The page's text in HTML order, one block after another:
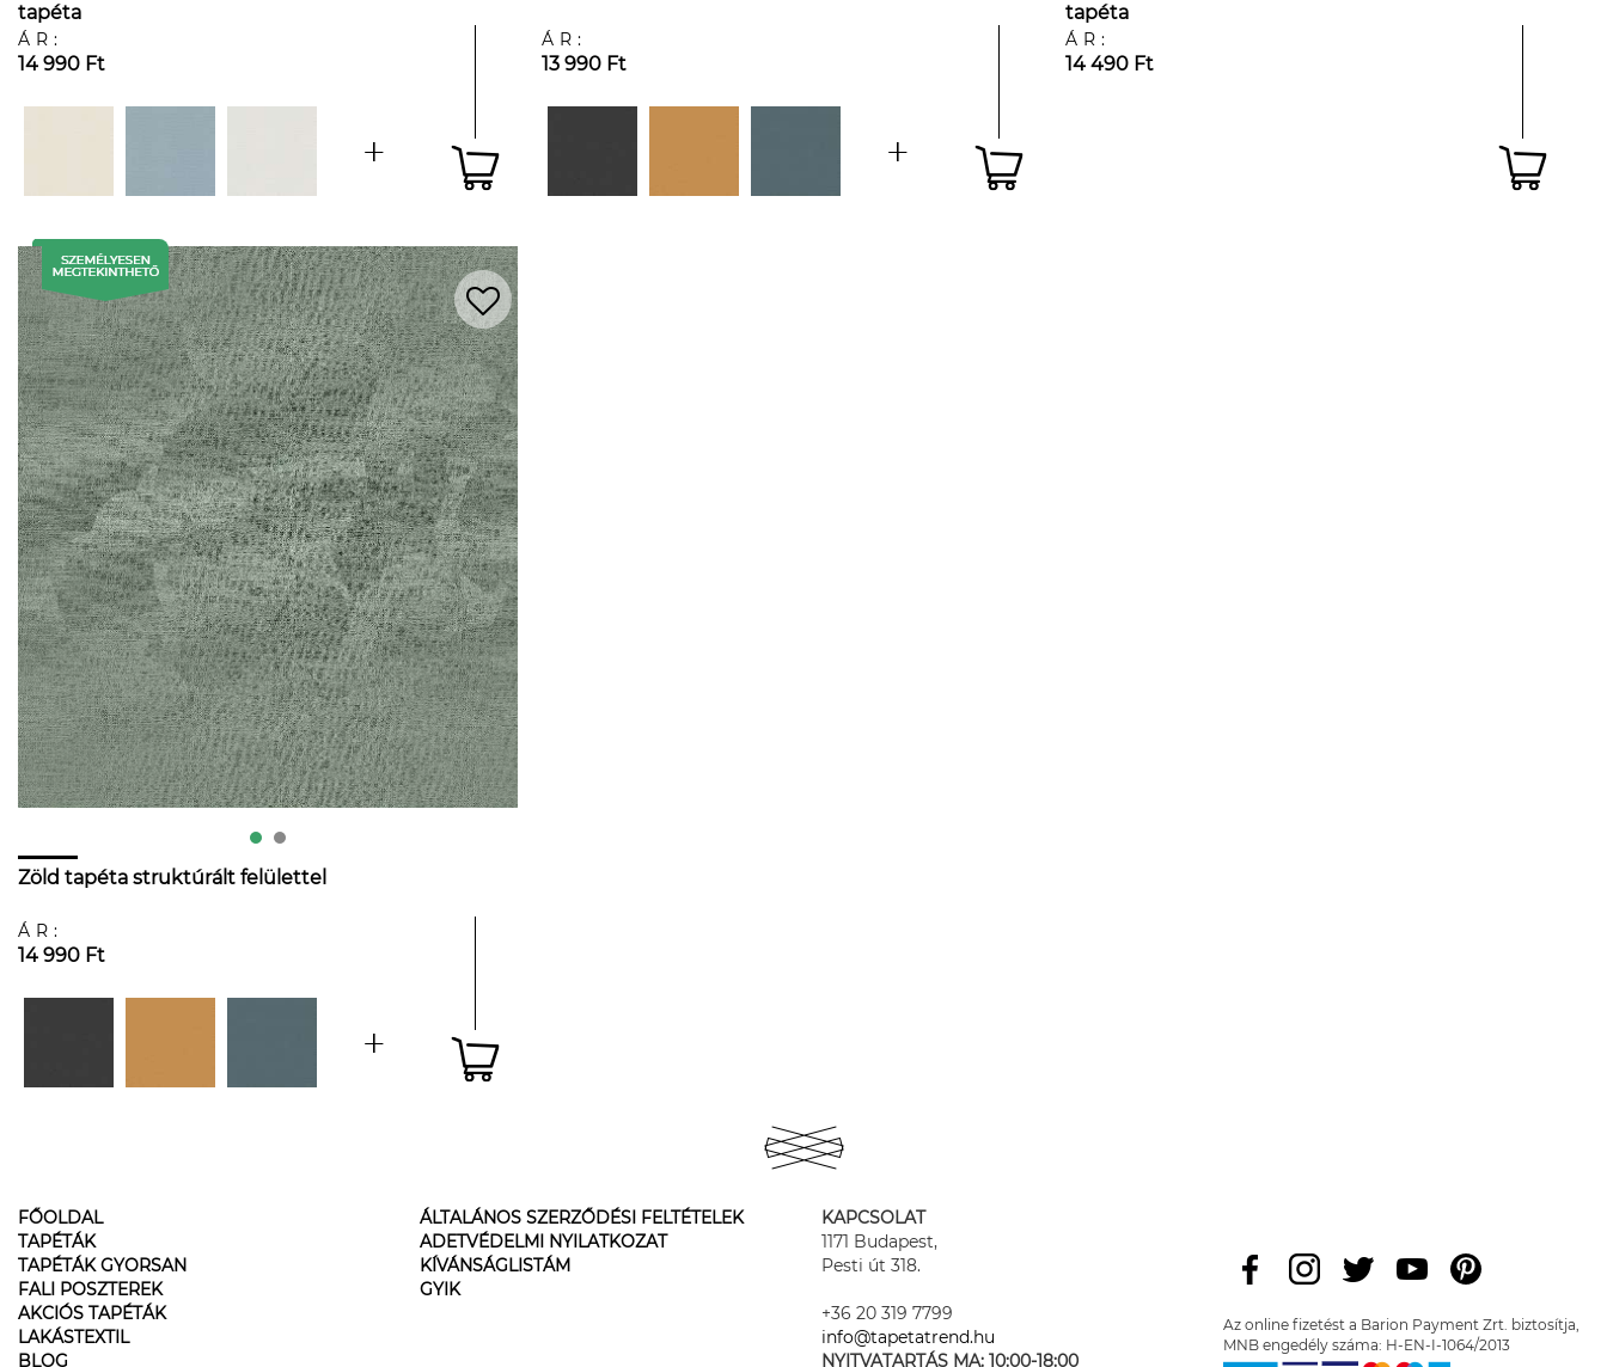
tapéta
ÁR:
14 990 Ft
ÁR:
13 990 Ft
tapéta
ÁR:
14 490 Ft
Zöld tapéta struktúrált felülettel
ÁR:
14 990 Ft
FŐOLDAL
TAPÉTÁK
TAPÉTÁK GYORSAN
FALI POSZTEREK
AKCIÓS TAPÉTÁK
LAKÁSTEXTIL
BLOG
ÁLTALÁNOS SZERZŐDÉSI FELTÉTELEK
ADETVÉDELMI NYILATKOZAT
KÍVÁNSÁGLISTÁM
GYIK
KAPCSOLAT
1171 Budapest,
Pesti út 318.
+36 20 319 7799
info@tapetatrend.hu
NYITVATARTÁS MA: 10:00-18:00
Az online fizetést a Barion Payment Zrt. biztosítja,
MNB engedély száma: H-EN-I-1064/2013